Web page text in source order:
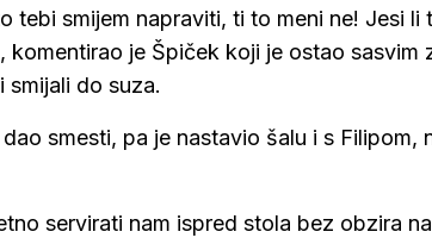
tebi smijem napraviti, ti to meni ne! Jesi li
komentirao je Špiček koji je ostao
smijali do suza.
smesti, pa je nastavio šalu i s Filipom,
servirati nam ispred stola bez obzira